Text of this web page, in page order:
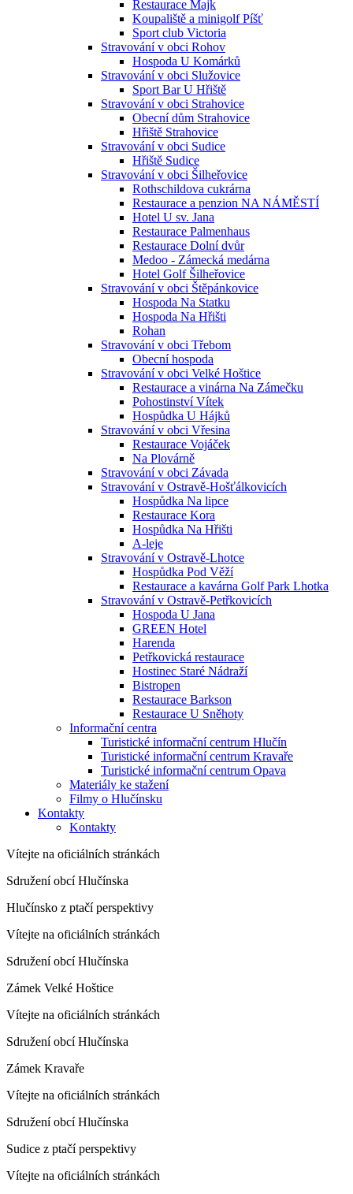
Restaurace Majk
Koupaliště a minigolf Píšť
Sport club Victoria
Stravování v obci Rohov
Hospoda U Komárků
Stravování v obci Služovice
Sport Bar U Hřiště
Stravování v obci Strahovice
Obecní dům Strahovice
Hřiště Strahovice
Stravování v obci Sudice
Hřiště Sudice
Stravování v obci Šilheřovice
Rothschildova cukrárna
Restaurace a penzion NA NÁMĚSTÍ
Hotel U sv. Jana
Restaurace Palmenhaus
Restaurace Dolní dvůr
Medoo - Zámecká medárna
Hotel Golf Šilheřovice
Stravování v obci Štěpánkovice
Hospoda Na Statku
Hospoda Na Hřišti
Rohan
Stravování v obci Třebom
Obecní hospoda
Stravování v obci Velké Hoštice
Restaurace a vinárna Na Zámečku
Pohostinství Vítek
Hospůdka U Hájků
Stravování v obci Vřesina
Restaurace Vojáček
Na Plovárně
Stravování v obci Závada
Stravování v Ostravě-Hošťálkovicích
Hospůdka Na lipce
Restaurace Kora
Hospůdka Na Hřišti
A-leje
Stravování v Ostravě-Lhotce
Hospůdka Pod Věží
Restaurace a kavárna Golf Park Lhotka
Stravování v Ostravě-Petřkovicích
Hospoda U Jana
GREEN Hotel
Harenda
Petřkovická restaurace
Hostinec Staré Nádraží
Bistropen
Restaurace Barkson
Restaurace U Sněhoty
Informační centra
Turistické informační centrum Hlučín
Turistické informační centrum Kravaře
Turistické informační centrum Opava
Materiály ke stažení
Filmy o Hlučínsku
Kontakty
Kontakty
Vítejte na oficiálních stránkách
Sdružení obcí Hlučínska
Hlučínsko z ptačí perspektivy
Vítejte na oficiálních stránkách
Sdružení obcí Hlučínska
Zámek Velké Hoštice
Vítejte na oficiálních stránkách
Sdružení obcí Hlučínska
Zámek Kravaře
Vítejte na oficiálních stránkách
Sdružení obcí Hlučínska
Sudice z ptačí perspektivy
Vítejte na oficiálních stránkách